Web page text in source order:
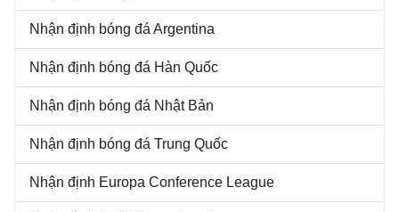
Nhận định bóng đá Argentina
Nhận định bóng đá Hàn Quốc
Nhận định bóng đá Nhật Bản
Nhận định bóng đá Trung Quốc
Nhận định Europa Conference League